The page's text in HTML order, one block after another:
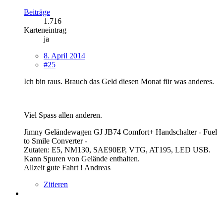
Beiträge
1.716
Karteneintrag
ja
8. April 2014
#25
Ich bin raus. Brauch das Geld diesen Monat für was anderes.
Viel Spass allen anderen.
Jimny Geländewagen GJ JB74 Comfort+ Handschalter - Fuel
to Smile Converter -
Zutaten: E5, NM130, SAE90EP, VTG, AT195, LED USB.
Kann Spuren von Gelände enthalten.
Allzeit gute Fahrt ! Andreas
Zitieren